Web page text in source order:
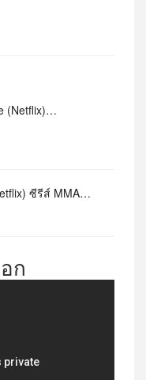
(Netflix)…
ซีรีส์ MMA…
ก